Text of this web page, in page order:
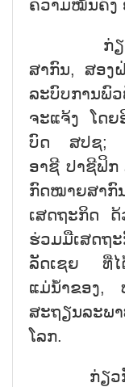
ຄວາມໝັ້ນຄົງ
ກ່ຽວກັບບັ
ສາກົນ, ສອງ
ລະບົບການພົ
ຈະແຈ້ງ ໂດ
ບົດ ສປຊ; ສ
ອາຊີ ປາຊີຟິກ
ກົດໝາຍສ
ເສດຖະກິດ ດ້
ຮ່ວມມືເສດ
ລັດເຊຍ ທີ່ໄ
ແມ່ນ້ຳຂອງ,
ສະຖຽນລະພ
ໂລກ.
ກ່ຽວກັບທ